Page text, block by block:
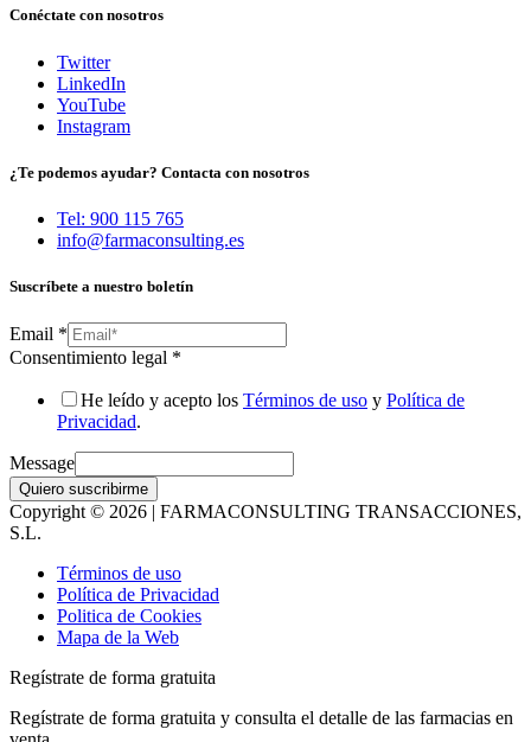
Conéctate con nosotros
Twitter
LinkedIn
YouTube
Instagram
¿Te podemos ayudar? Contacta con nosotros
Tel: 900 115 765
info@farmaconsulting.es
Suscríbete a nuestro boletín
Email *
Consentimiento legal *
He leído y acepto los Términos de uso y Política de
Privacidad.
Message
Quiero suscribirme
Copyright © 2026 | FARMACONSULTING TRANSACCIONES,
S.L.
Términos de uso
Política de Privacidad
Politica de Cookies
Mapa de la Web
Regístrate de forma gratuita
Regístrate de forma gratuita y consulta el detalle de las farmacias en